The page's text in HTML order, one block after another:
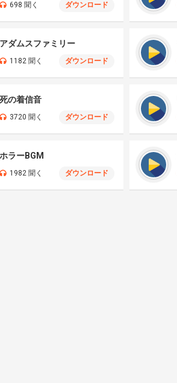
698 聞く ダウンロード
アダムスファミリー
1182 聞く ダウンロード
死の着信音
3720 聞く ダウンロード
ホラーBGM
1982 聞く ダウンロード